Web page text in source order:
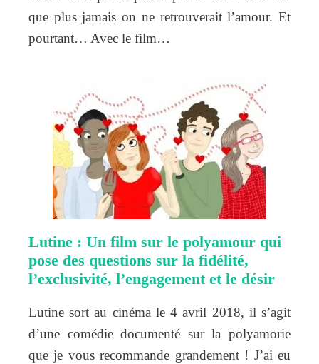
que plus jamais on ne retrouverait l’amour. Et
pourtant… Avec le film…
Lutine : Un film sur le polyamour qui
pose des questions sur la fidélité,
l’exclusivité, l’engagement et le désir
Lutine sort au cinéma le 4 avril 2018, il s’agit
d’une comédie documenté sur la polyamorie
que je vous recommande grandement ! J’ai eu